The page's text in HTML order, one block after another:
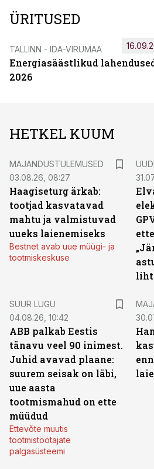
ÜRITUSED
TALLINN - IDA-VIRUMAA
Energiasäästlikud
2026
HETKEL KUUM
MAJANDUSTULEMUSED
03.08.26, 08:27
Haagiseturg ärkab:
tootjad kasvatavad
mahtu ja valmistuvad
uueks laienemiseks
Bestnet avab uue müügi- ja
tootmiskeskuse
SUUR LUGU
04.08.26, 10:42
ABB palkab Eestis
tänavu veel 90 inimest.
Juhid avavad plaane:
suurem seisak on läbi,
uue aasta
tootmismahud on ette
müüdud
Ettevõte muutis
tootmistöötajate
palgasüsteemi